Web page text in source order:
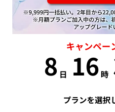
キャンペー
8日 16時
プランを選択